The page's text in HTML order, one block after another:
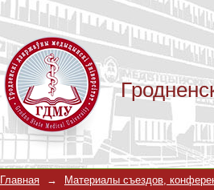
Образ врача в
Главная →
Материалы съездов,